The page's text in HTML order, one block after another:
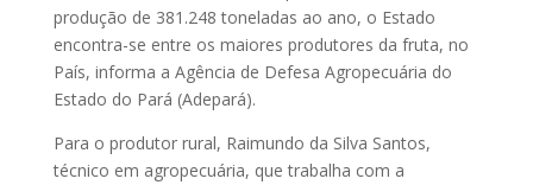
produção de 381.248 toneladas ao ano, o Estado
encontra-se entre os maiores produtores da fruta, no
País, informa a Agência de Defesa Agropecuária do
Estado do Pará (Adepará).
Para o produtor rural, Raimundo da Silva Santos,
técnico em agropecuária, que trabalha com a